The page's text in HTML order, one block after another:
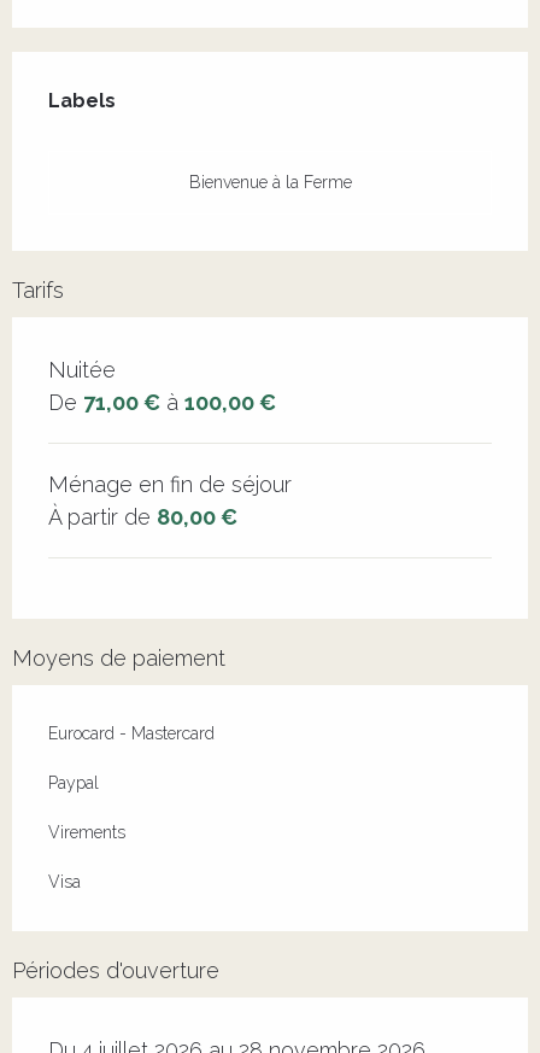
Labels
Labels
Bienvenue à la Ferme
Tarifs
Tarifs 2026
Nuitée
De 71,00 € à 100,00 €
Ménage en fin de séjour
À partir de 80,00 €
Moyens de paiement
Eurocard - Mastercard
Paypal
Virements
Visa
Périodes d'ouverture